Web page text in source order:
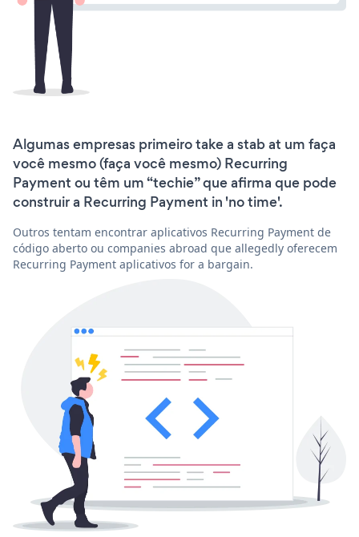
Algumas empresas primeiro take a stab at um faça
você mesmo (faça você mesmo) Recurring
Payment ou têm um “techie” que afirma que pode
construir a Recurring Payment in 'no time'.
Outros tentam encontrar aplicativos Recurring Payment de
código aberto ou companies abroad que allegedly oferecem
Recurring Payment aplicativos for a bargain.